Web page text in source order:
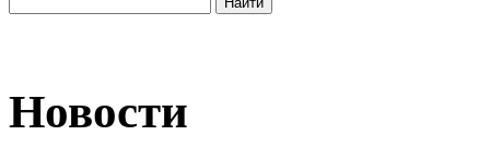
Новости